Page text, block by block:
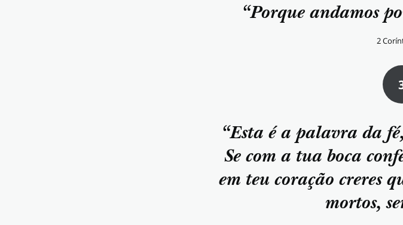
“Porque andamos
2
“Esta é a palavra da
Se com a tua boca
em teu coração creres
mortos,